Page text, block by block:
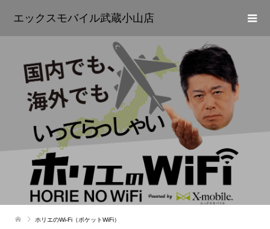
エックスモバイル武蔵小山店
ホリエのWi-Fi（ポケットWiFi）